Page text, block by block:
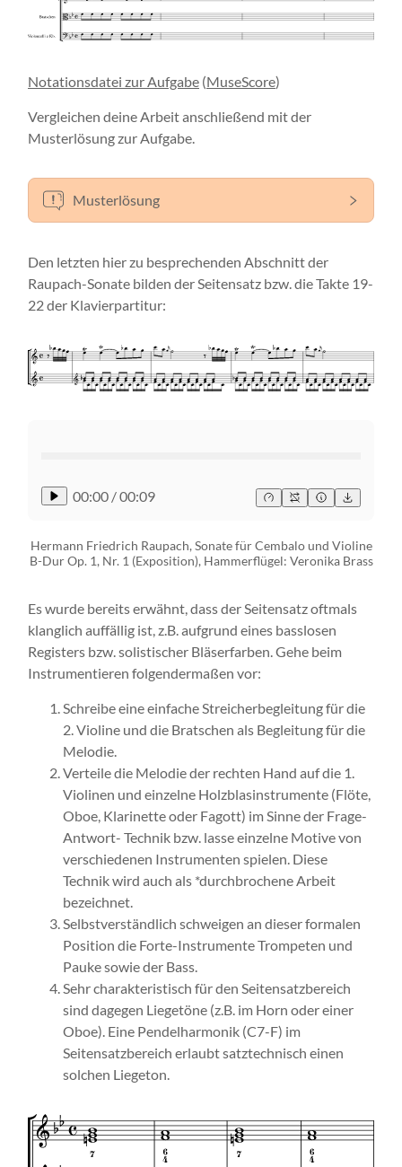
Notationsdatei zur Aufgabe (MuseScore)
Vergleichen deine Arbeit anschließend mit der
Musterlösung zur Aufgabe.
Musterlösung
Den letzten hier zu besprechenden Abschnitt der
Raupach-Sonate bilden der Seitensatz bzw. die Takte 19-
22 der Klavierpartitur:
00:00 /00:09
Hermann Friedrich Raupach, Sonate für Cembalo und Violine
B-Dur Op. 1, Nr. 1 (Exposition), Hammerflügel: Veronika Brass
Es wurde bereits erwähnt, dass der Seitensatz oftmals
klanglich auffällig ist, z.B. aufgrund eines basslosen
Registers bzw. solistischer Bläserfarben. Gehe beim
Instrumentieren folgendermaßen vor:
Schreibe eine einfache Streicherbegleitung für die
2. Violine und die Bratschen als Begleitung für die
Melodie.
Verteile die Melodie der rechten Hand auf die 1.
Violinen und einzelne Holzblasinstrumente (Flöte,
Oboe, Klarinette oder Fagott) im Sinne der Frage-
Antwort- Technik bzw. lasse einzelne Motive von
verschiedenen Instrumenten spielen. Diese
Technik wird auch als *durchbrochene Arbeit
bezeichnet.
Selbstverständlich schweigen an dieser formalen
Position die Forte-Instrumente Trompeten und
Pauke sowie der Bass.
Sehr charakteristisch für den Seitensatzbereich
sind dagegen Liegetöne (z.B. im Horn oder einer
Oboe). Eine Pendelharmonik (C7-F) im
Seitensatzbereich erlaubt satztechnisch einen
solchen Liegeton.